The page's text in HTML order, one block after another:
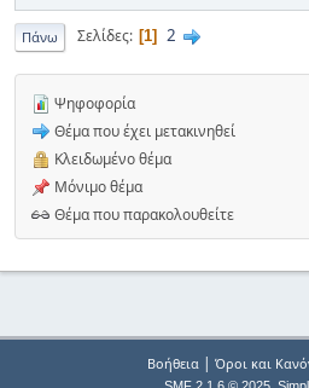
Πάνω Σελίδες 1 2
Ψηφοφορία
Θέμα που έχει μετακινηθεί
Κλειδωμένο θέμα
Μόνιμο θέμα
Θέμα που παρακολουθείτε
Βοήθεια| Όροι και